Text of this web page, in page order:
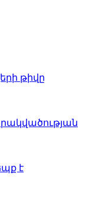
թիվը
է